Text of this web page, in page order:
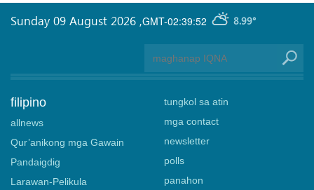
GMT-02:39:52 8.99°
Sunday 09 August 2026 ,
filipino
allnews
Qur’anikong mga Gawain
Pandaigdig
Larawan-Pelikula
tungkol sa atin
mga contact
newsletter
polls
panahon